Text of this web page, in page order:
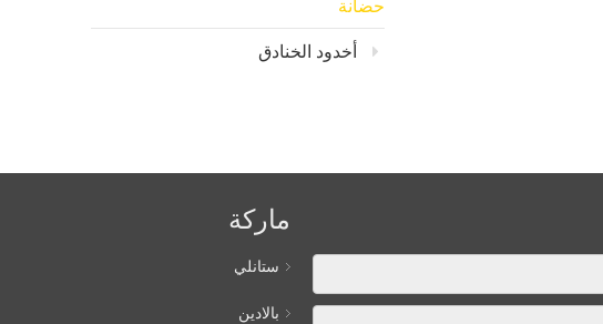
حضانة
أخدود الخنادق
ماركة
ستانلي
بالادين